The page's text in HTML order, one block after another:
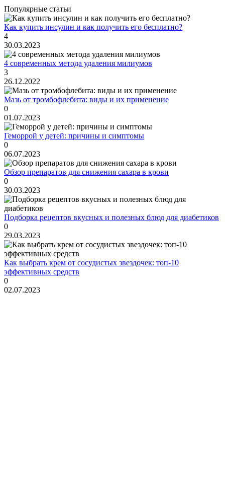
Популярные статьи
Как купить инсулин и как получить его бесплатно?
4
30.03.2023
4 современных метода удаления милиумов
3
26.12.2022
Мазь от тромбофлебита: виды и их применение
0
01.07.2023
Геморрой у детей: причины и симптомы
0
06.07.2023
Обзор препаратов для снижения сахара в крови
0
30.03.2023
Подборка рецептов вкусных и полезных блюд для диабетиков
0
29.03.2023
Как выбрать крем от сосудистых звездочек: топ-10
эффективных средств
0
02.07.2023